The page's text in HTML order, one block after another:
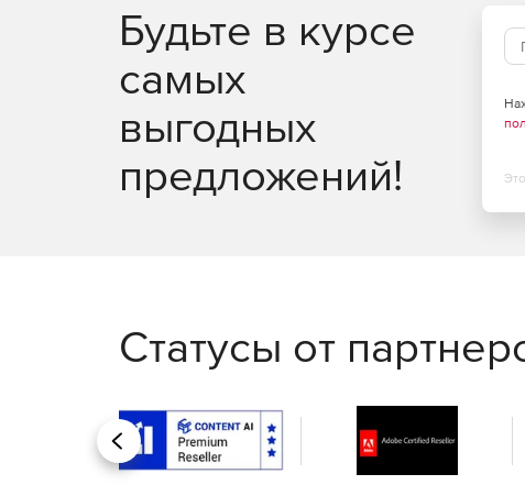
Будьте в курсе
самых
выгодных
предложений!
Статусы от
Назад